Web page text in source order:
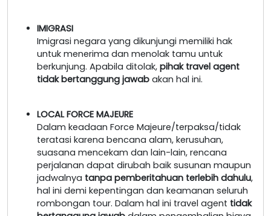
IMIGRASI
Imigrasi negara yang dikunjungi memiliki hak
untuk menerima dan menolak tamu untuk
berkunjung. Apabila ditolak, pihak travel agent
tidak bertanggung jawab akan hal ini.
LOCAL FORCE MAJEURE
Dalam keadaan Force Majeure/terpaksa/tidak
teratasi karena bencana alam, kerusuhan,
suasana mencekam dan lain-lain, rencana
perjalanan dapat dirubah baik susunan maupun
jadwalnya tanpa pemberitahuan terlebih dahulu,
hal ini demi kepentingan dan keamanan seluruh
rombongan tour. Dalam hal ini travel agent tidak